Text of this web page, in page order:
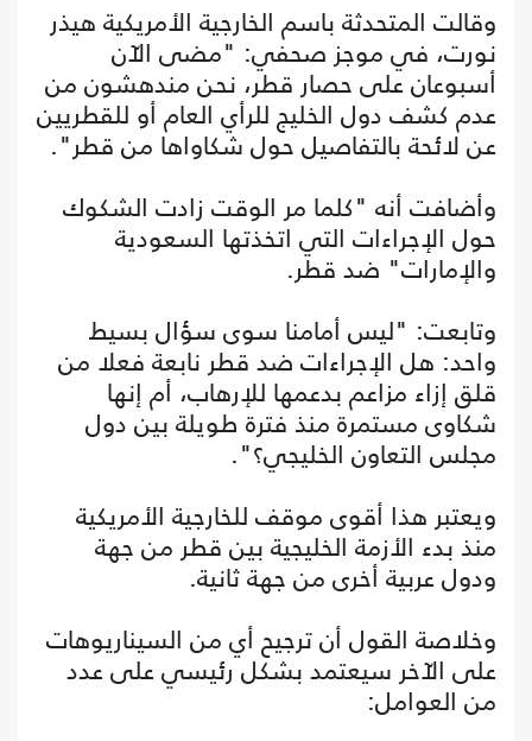
وقالت المتحدثة باسم الخارجية الأمريكية هيذر
نورت، في موجز صحفي: "مضى الآن
أسبوعان على حصار قطر، نحن مندهشون من
عدم كشف دول الخليج للرأي العام أو للقطريين
عن لائحة بالتفاصيل حول شكاواها من قطر".
وأضافت أنه "كلما مر الوقت زادت الشكوك
حول الإجراءات التي اتخذتها السعودية
والإمارات" ضد قطر.
وتابعت: "ليس أمامنا سوى سؤال بسيط
واحد: هل الإجراءات ضد قطر نابعة فعلا من
قلق إزاء مزاعم بدعمها للإرهاب، أم إنها
شكاوى مستمرة منذ فترة طويلة بين دول
مجلس التعاون الخليجي؟".
ويعتبر هذا أقوى موقف للخارجية الأمريكية
منذ بدء الأزمة الخليجية بين قطر من جهة
ودول عربية أخرى من جهة ثانية.
وخلاصة القول أن ترجيح أي من السيناريوهات
على الآخر سيعتمد بشكل رئيسي على عدد
من العوامل: